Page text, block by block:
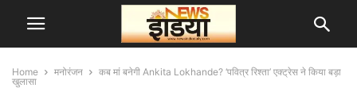
Home मनोरंजन
कब मां बनेगी Ankita Lokhande? ‘पवित्र रिश्ता’ एक्ट्रेस ने किया बड़ा
खुलासा